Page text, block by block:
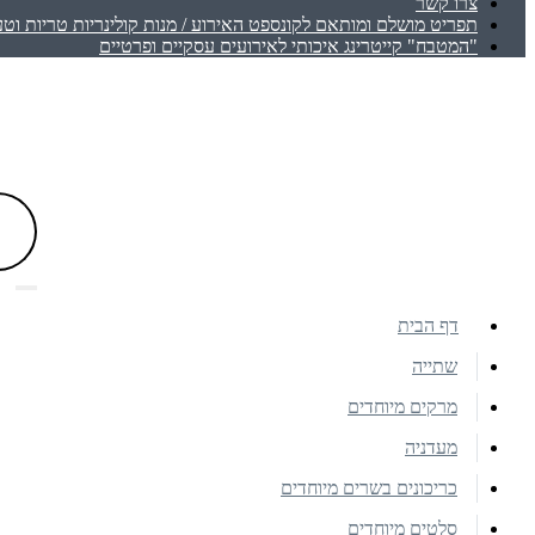
תפריט מושלם ומותאם לקונספט האירוע / מנות קולינריות טריות
"המטבח" קייטרינג איכותי לאירועים עסקיים ופרטיים
דף הבית
שתייה
מרקים מיוחדים
מעדניה
כריכונים בשרים מיוחדים
סלטים מיוחדים